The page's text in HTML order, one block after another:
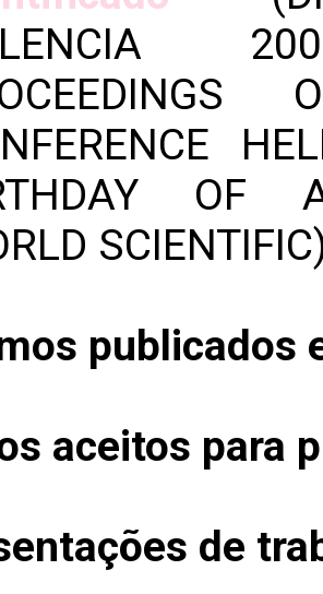
OF
publicados
aceitos para
de